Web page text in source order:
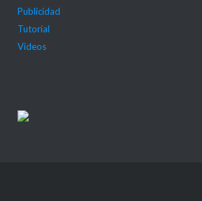
Publicidad
Tutorial
Videos